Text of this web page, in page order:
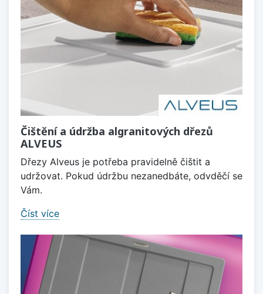
Čištění a údržba algranitových dřezů
ALVEUS
Dřezy Alveus je potřeba pravidelně čištit a
udržovat. Pokud údržbu nezanedbáte, odvděčí se
Vám.
Číst více